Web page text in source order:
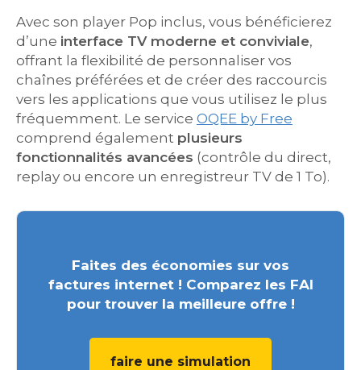
Avec son player Pop inclus, vous bénéficierez
d’une interface TV moderne et conviviale,
offrant la flexibilité de personnaliser vos
chaînes préférées et de créer des raccourcis
vers les applications que vous utilisez le plus
fréquemment. Le service OQEE by Free
comprend également plusieurs
fonctionnalités avancées (contrôle du direct,
replay ou encore un enregistreur TV de 1 To).
Faites des économies sur vos
factures internet ! Comparez les FAI
pour trouver la meilleure offre !
faire une simulation